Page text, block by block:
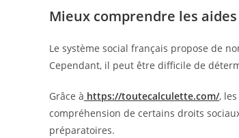
Mieux comprendre les
Le système social français propose de
Cependant, il peut être difficile de
Grâce à https://toutecalculette.com/,
compréhension de certains droits
préparatoires.